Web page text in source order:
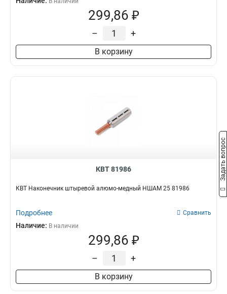
299,86 ₽
– +
В корзину
КВТ 81986
КВТ Наконечник штыревой алюмо-медный НШАМ 25 81986
Подробнее Сравнить
Наличие: В наличии
299,86 ₽
– +
В корзину
Задать вопрос